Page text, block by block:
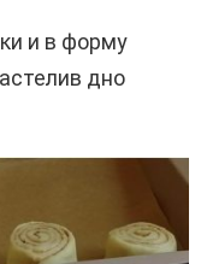
и в форму
дно